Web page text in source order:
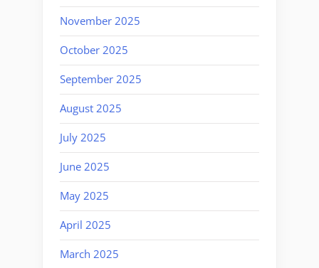
November 2025
October 2025
September 2025
August 2025
July 2025
June 2025
May 2025
April 2025
March 2025